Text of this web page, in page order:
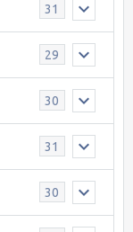
31
29
30
31
30